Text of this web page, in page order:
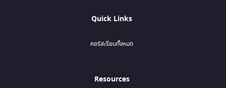
Quick Links
คอร์สเรียนทั้งหมด
Resources